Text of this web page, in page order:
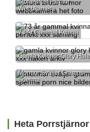
Stora Bröst Farmor
Webbkamera
73 År Gammal Kvinna
Gamla Kvinnor Glory Hole
Mormor Sväljer Gramps
Sperma
Heta